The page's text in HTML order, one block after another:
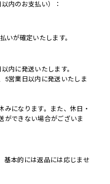
内のお支払い）：
いが確定いたします。
内に発送いたします。
5営業日以内に発送いたしま
みになります。また、休日・
ができない場合がございま
基本的には返品には応じませ